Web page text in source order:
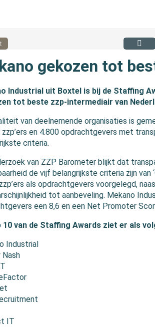
gekozen tot
Industrial uit Boxtel is bij de Staffing
tot beste zzp-intermediair van
van deelnemende organisaties is
zzp’ers en 4.800 opdrachtgevers met
criteria.
van ZZP Barometer blijkt dat
de vijf belangrijkste criteria zijn van
als opdrachtgevers voorgelegd,
tot aanbeveling. Mekano
een 8,6 en een Net Promoter
10 van de Staffing Awards ziet er als
Industrial
Nash
IT